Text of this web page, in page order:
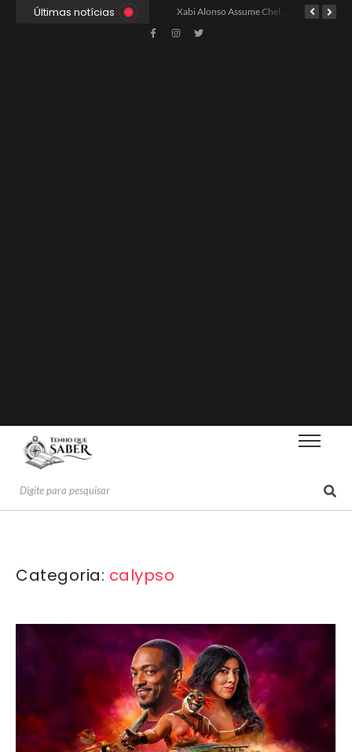
Últimas notícias
Ancelotti Avalia Elenco Final para Convocação da Copa Xabi Alonso Assume Chelsea: Nova Estratégia Gerencial e Contrato Até 2030
Categoria: calypso